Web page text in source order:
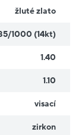
žluté zlato
1000 (14kt)
1.40
1.10
visací
zirkon